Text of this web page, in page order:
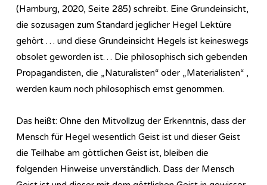
(Hamburg, 2020, Seite 285) schreibt. Eine Grundeinsicht,
die sozusagen zum Standard jeglicher Hegel Lektüre
gehört … und diese Grundeinsicht Hegels ist keineswegs
obsolet geworden ist… Die philosophisch sich gebenden
Propagandisten, die „Naturalisten“ oder „Materialisten“ ,
werden kaum noch philosophisch ernst genommen.
Das heißt: Ohne den Mitvollzug der Erkenntnis, dass der
Mensch für Hegel wesentlich Geist ist und dieser Geist
die Teilhabe am göttlichen Geist ist, bleiben die
folgenden Hinweise unverständlich. Dass der Mensch